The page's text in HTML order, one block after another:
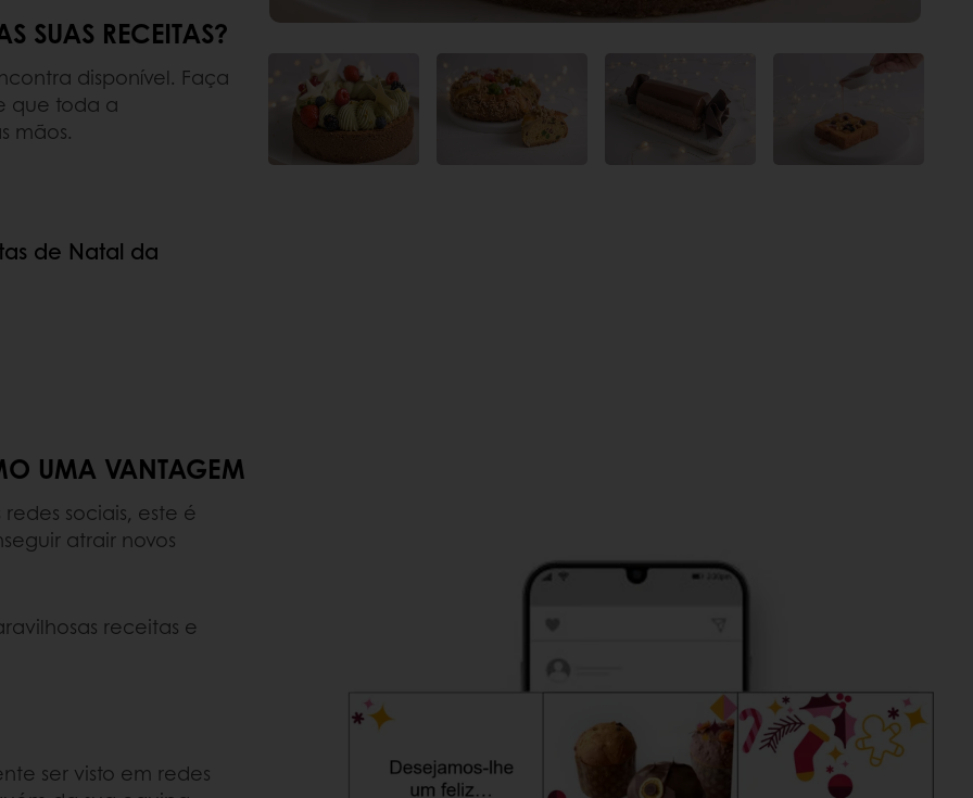
SUAS RECEITAS?
disponível. Faça
que toda a
mãos.
de Natal da
UMA VANTAGEM
sociais, este é
atrair novos
receitas e
ser visto em redes